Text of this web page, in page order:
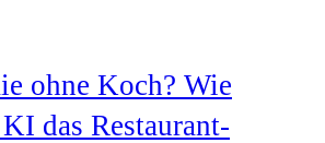
ohne Koch? Wie
das Restaurant-